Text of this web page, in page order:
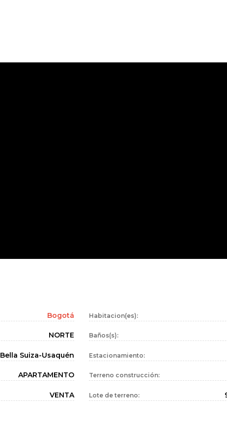
Bogotá
NORTE
Bella Suiza-Usaquén
APARTAMENTO
VENTA
Habitacion(es):
Baños(s):
Estacionamiento:
Terreno construcción:
Lote de terreno: